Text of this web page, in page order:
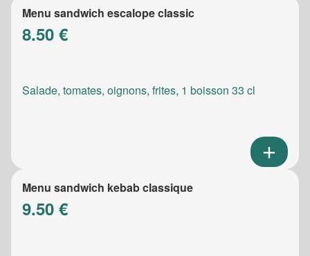
Menu sandwich escalope classic
8.50 €
Salade, tomates, oignons, frites, 1 boisson 33 cl
Menu sandwich kebab classique
9.50 €